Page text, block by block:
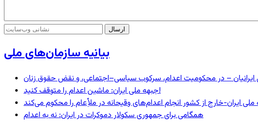
بیانیه سازمان‌های ملی
ایرانیان – در محکومیت اعدام، سرکوب سیاسی–اجتماعی، و نقض حقوق زنان
جبهه ملی ایران: ماشین اعدام را متوقف کنید!
ایران-خارج از کشور انجام اعدام‌های وقیحانه در ملأِعام را محکوم می‌کند
همگامی برای جمهوری سکولار دموکرات در ایران: نه به اعدام